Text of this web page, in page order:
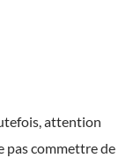
attention
pas commettre de